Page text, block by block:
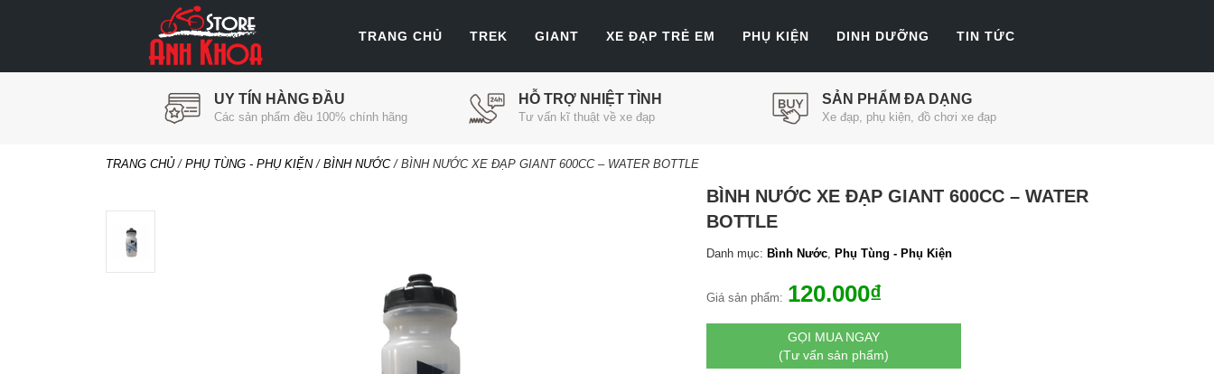
TRANG CHỦ TREK GIANT XE ĐẠP TRẺ EM PHỤ KIỆN DINH DƯỠNG TIN TỨC
UY TÍN HÀNG ĐẦU
Các sản phẩm đều 100% chính hãng
HỖ TRỢ NHIỆT TÌNH
Tư vấn kĩ thuật về xe đạp
SẢN PHẨM ĐA DẠNG
Xe đạp, phụ kiện, đồ chơi xe đạp
TRANG CHỦ/ PHỤ TÙNG - PHỤ KIỆN/ BÌNH NƯỚC/ BÌNH NƯỚC XE ĐẠP GIANT 600CC – WATER BOTTLE
BÌNH NƯỚC XE ĐẠP GIANT 600CC – WATER
BOTTLE
Danh mục: Bình Nước, Phụ Tùng - Phụ Kiện
Giá sản phẩm: 120.000₫
GỌI MUA NGAY
(Tư vấn sản phẩm)